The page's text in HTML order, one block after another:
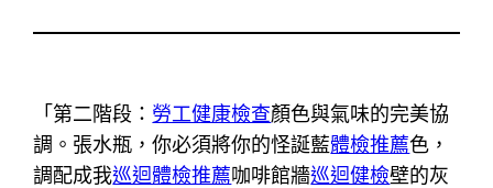
「第二階段： 勞工健康檢查顏色與氣味的完美協
調。張水瓶，你必須將你的怪誕藍體檢推薦色，
調配成我巡迴體檢推薦咖啡館牆巡迴健檢壁的灰